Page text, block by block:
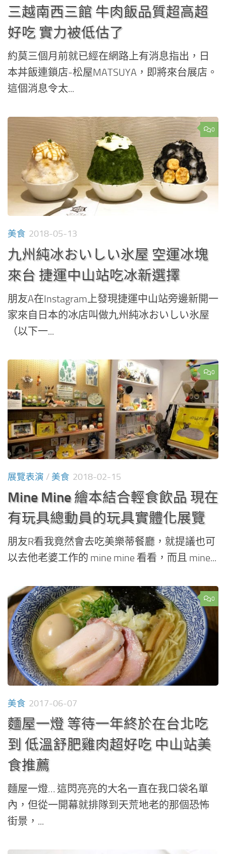
三越南西三館 牛肉飯品質超高超
好吃 實力被低估了
約莫三個月前就已經在網路上有消息指出，日
本丼飯連鎖店-松屋MATSUYA，即將來台展店。
這個消息令太...
0
美食 2018-05-13
九州純冰おいしい氷屋 空運冰塊
來台 捷運中山站吃冰新選擇
朋友A在Instagram上發現捷運中山站旁邊新開一
家來自日本的冰店叫做九州純冰おいしい氷屋
（以下一...
0
展覽表演 / 美食 2018-02-15
Mine Mine 繪本結合輕食飲品 現在
有玩具總動員的玩具實體化展覽
朋友R看我竟然會去吃美樂蒂餐廳，就提議也可
以去他老婆工作的 mine mine 看看，而且 mine...
0
美食 2017-06-07
麵屋一燈 等待一年終於在台北吃
到 低溫舒肥雞肉超好吃 中山站美
食推薦
麵屋一燈… 這閃亮亮的大名一直在我口袋名單
內，但從一開幕就排隊到天荒地老的那個恐怖
街景，...